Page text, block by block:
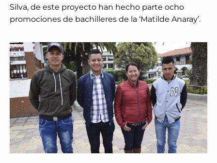
Silva, de este proyecto han hecho parte ocho
promociones de bachilleres de la ‘Matilde Anaray’.